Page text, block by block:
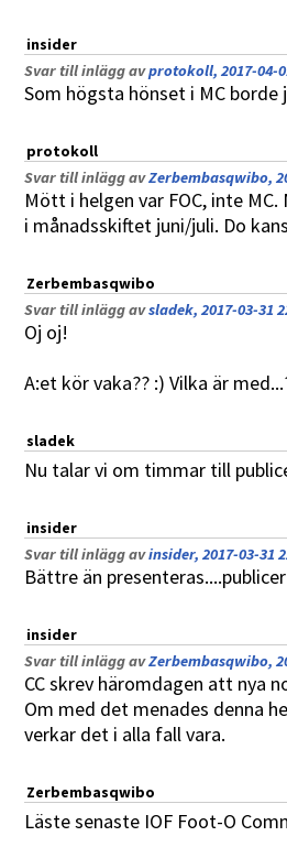
insider
Svar till inlägg avprotokoll, 2017-04-
Som högsta hönset i MC borde
protokoll
Svar till inlägg avZerbembasqwibo,
Mött i helgen var FOC, inte
i månadsskiftet juni/juli. Do
Zerbembasqwibo
Svar till inlägg avsladek, 2017-03-31
Oj oj!
A:et kör vaka?? :) Vilka är
sladek
Nu talar vi om timmar till
insider
Svar till inlägg avinsider, 2017-03-31
Bättre än
insider
Svar till inlägg avZerbembasqwibo,
CC skrev häromdagen att nya
Om med det menades denna
verkar det i alla fall vara.
Zerbembasqwibo
Läste senaste IOF Foot-O